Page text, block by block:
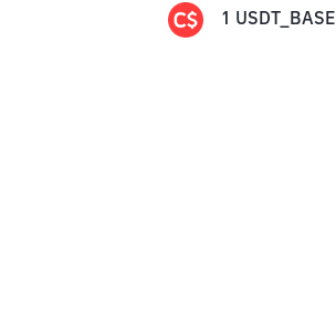
1 USDT_BASE